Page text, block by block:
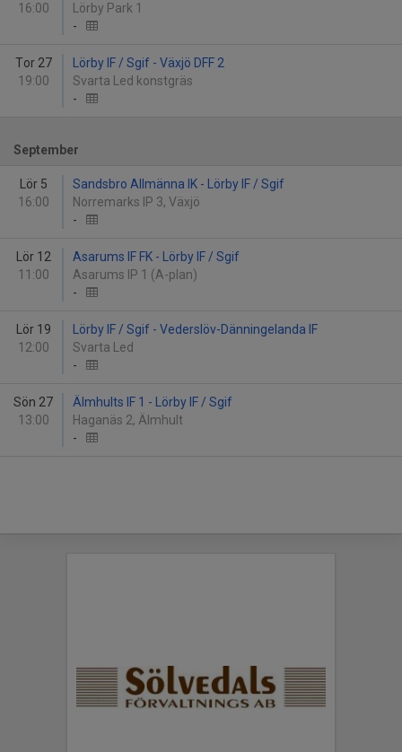
16:00
Lörby Park 1
-
Tor 27
19:00
Lörby IF / Sgif - Växjö DFF 2
Svarta Led konstgräs
-
September
Lör 5
16:00
Sandsbro Allmänna IK - Lörby IF / Sgif
Norremarks IP 3, Växjö
-
Lör 12
11:00
Asarums IF FK - Lörby IF / Sgif
Asarums IP 1 (A-plan)
-
Lör 19
12:00
Lörby IF / Sgif - Vederslöv-Dänningelanda IF
Svarta Led
-
Sön 27
13:00
Älmhults IF 1 - Lörby IF / Sgif
Haganäs 2, Älmhult
-